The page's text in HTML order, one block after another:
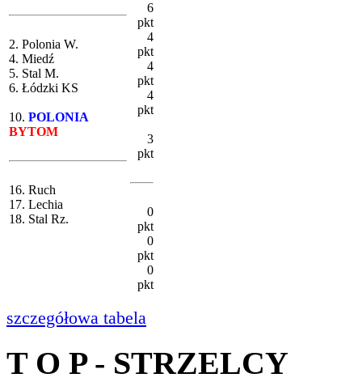
2. Polonia W.
4. Miedź
5. Stal M.
6. Łódzki KS
10. POLONIA
BYTOM
16. Ruch
17. Lechia
18. Stal Rz.
6
pkt
4
pkt
4
pkt
4
pkt
3
pkt
0
pkt
0
pkt
0
pkt
szczegółowa tabela
T O P - STRZELCY